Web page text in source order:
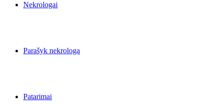
Nekrologai
Parašyk nekrologą
Patarimai